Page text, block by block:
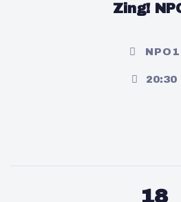
Zing!
NPO1
20:30
18